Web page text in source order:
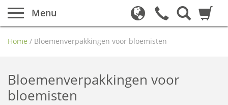
Menu
Home / Bloemenverpakkingen voor bloemisten
Bloemenverpakkingen voor
bloemisten